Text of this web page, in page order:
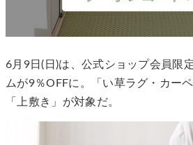
6月9日(日)は、公式ショップ会員限
ムが9％OFFに。「い草ラグ・カー
「上敷き」が対象だ。